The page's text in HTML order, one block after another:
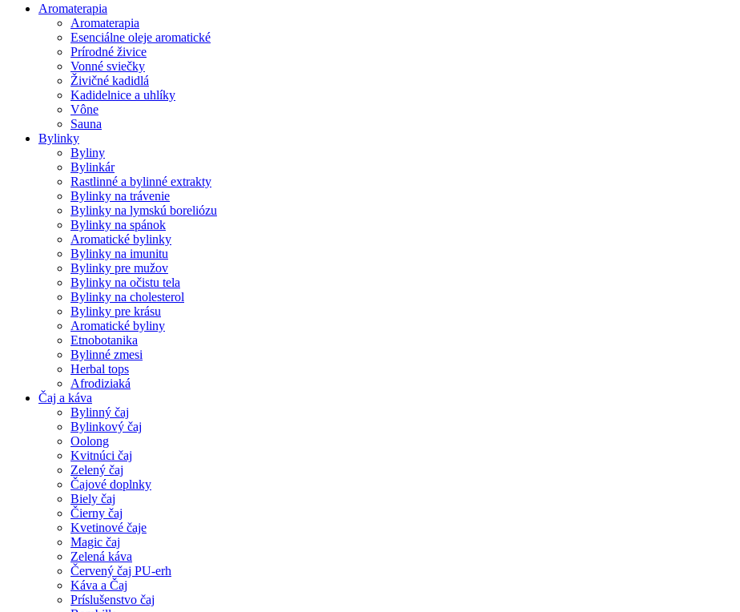
Aromaterapia
Aromaterapia
Esenciálne oleje aromatické
Prírodné živice
Vonné sviečky
Živičné kadidlá
Kadidelnice a uhlíky
Vône
Sauna
Bylinky
Byliny
Bylinkár
Rastlinné a bylinné extrakty
Bylinky na trávenie
Bylinky na lymskú boreliózu
Bylinky na spánok
Aromatické bylinky
Bylinky na imunitu
Bylinky pre mužov
Bylinky na očistu tela
Bylinky na cholesterol
Bylinky pre krásu
Aromatické byliny
Etnobotanika
Bylinné zmesi
Herbal tops
Afrodiziaká
Čaj a káva
Bylinný čaj
Bylinkový čaj
Oolong
Kvitnúci čaj
Zelený čaj
Čajové doplnky
Biely čaj
Čierny čaj
Kvetinové čaje
Magic čaj
Zelená káva
Červený čaj PU-erh
Káva a Čaj
Príslušenstvo čaj